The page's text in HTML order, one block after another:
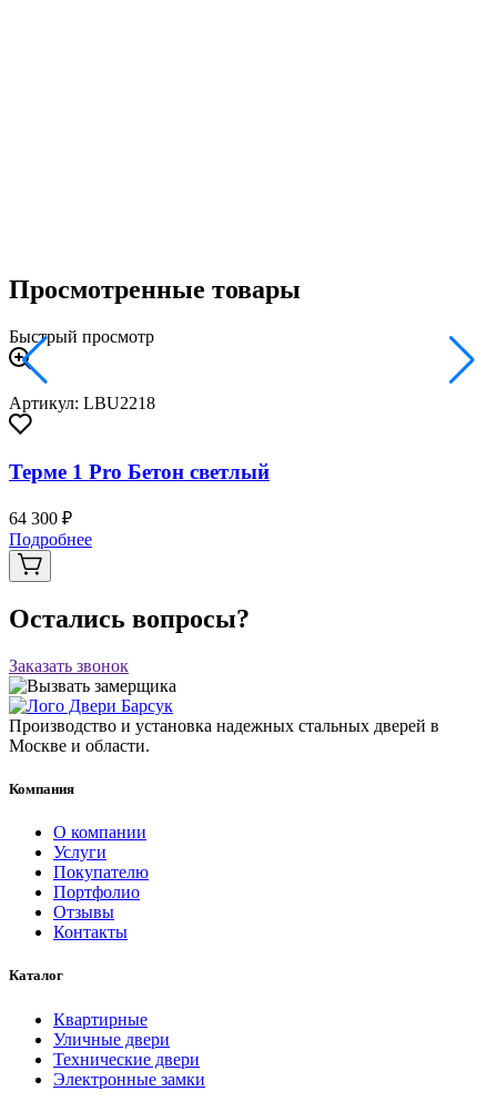
Просмотренные товары
Быстрый просмотр
Артикул: LBU2218
Терме 1 Pro Бетон светлый
64 300 ₽
Подробнее
Остались вопросы?
Заказать звонок
Производство и установка надежных стальных дверей в
Москве и области.
Компания
О компании
Услуги
Покупателю
Портфолио
Отзывы
Контакты
Каталог
Квартирные
Уличные двери
Технические двери
Электронные замки